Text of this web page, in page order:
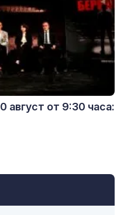
август от 9:30 часа: